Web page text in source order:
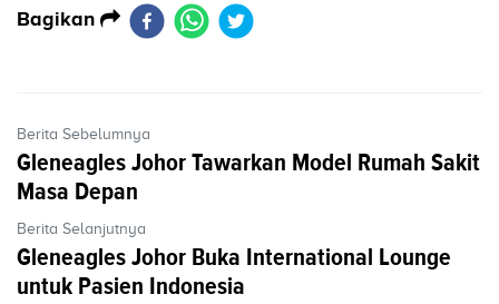
Bagikan
Berita Sebelumnya
Gleneagles Johor Tawarkan Model Rumah Sakit
Masa Depan
Berita Selanjutnya
Gleneagles Johor Buka International Lounge
untuk Pasien Indonesia